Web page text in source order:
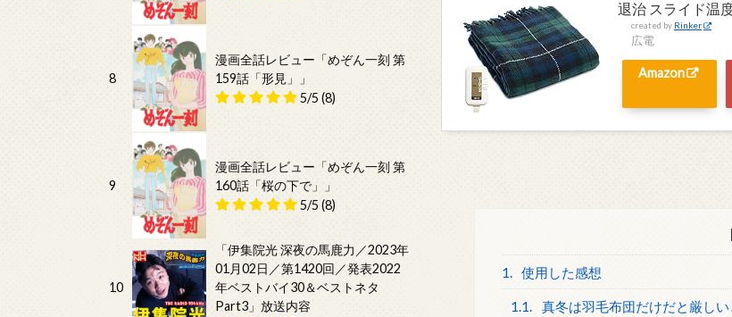
退治 スライド温
created by Rinker
広電
Amazon
1. 使用した感想
1.1. 真冬は羽毛布団だけだと厳しい
8
漫画全話レビュー「めぞん一刻 第
159話「形見」」
5/5 (8)
9
漫画全話レビュー「めぞん一刻 第
160話「桜の下で」」
5/5 (8)
10
「伊集院光 深夜の馬鹿力／2023年
01月02日／第1420回／発表2022
年ベストバイ30＆ベストネタ
Part3」放送内容